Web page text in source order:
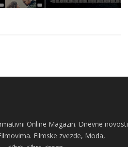
Online Magazin. Dnevne novosti
Filmske zvezde, Moda,